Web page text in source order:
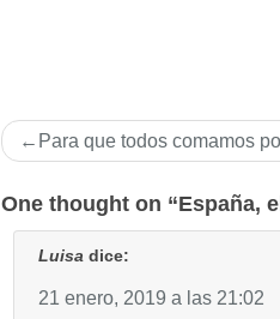
Navegación
de
entradas
Para que todos comamos
One thought on “España,
Luisa dice:
21 enero, 2019 a las 21:02